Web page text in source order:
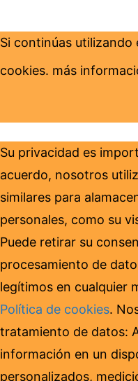
Si continúas utilizando
cookies. más
Su privacidad es
acuerdo, nosotros
similares para
personales, como su
Puede retirar su
procesamiento de
legítimos en cualquier
Política de cookies.
tratamiento de datos:
información en un
personalizados,